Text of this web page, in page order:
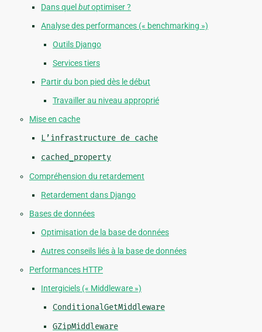
Dans quel butoptimiser ?
Analyse des performances (« benchmarking »)
Outils Django
Services tiers
Partir du bon pied dès le début
Travailler au niveau approprié
Mise en cache
L’infrastructure de cache
cached_property
Compréhension du retardement
Retardement dans Django
Bases de données
Optimisation de la base de données
Autres conseils liés à la base de données
Performances HTTP
Intergiciels (« Middleware »)
ConditionalGetMiddleware
GZipMiddleware